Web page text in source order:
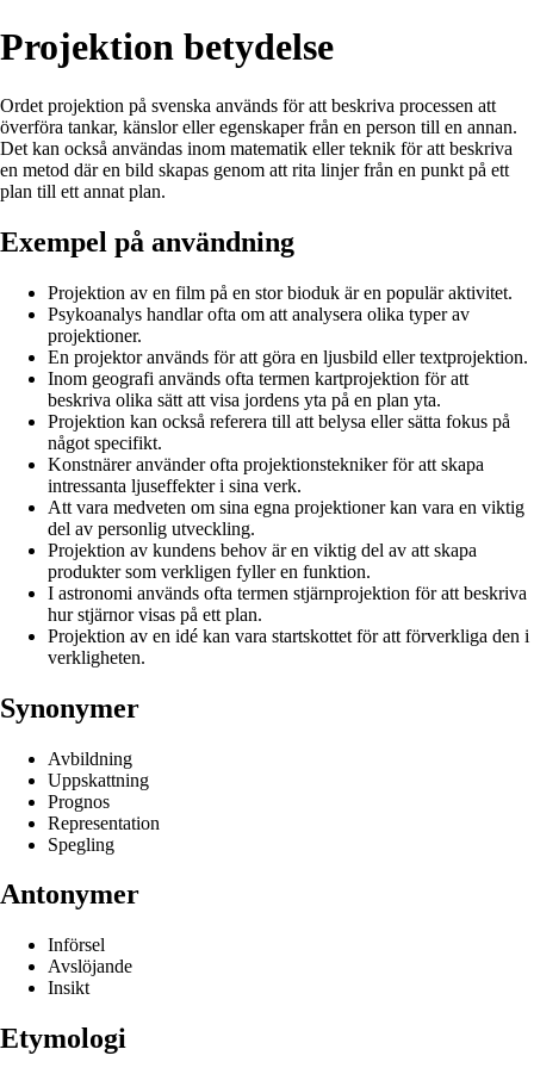
Projektion betydelse
Ordet projektion på svenska används för att beskriva processen att
överföra tankar, känslor eller egenskaper från en person till en annan.
Det kan också användas inom matematik eller teknik för att beskriva
en metod där en bild skapas genom att rita linjer från en punkt på ett
plan till ett annat plan.
Exempel på användning
Projektion av en film på en stor bioduk är en populär aktivitet.
Psykoanalys handlar ofta om att analysera olika typer av
projektioner.
En projektor används för att göra en ljusbild eller textprojektion.
Inom geografi används ofta termen kartprojektion för att
beskriva olika sätt att visa jordens yta på en plan yta.
Projektion kan också referera till att belysa eller sätta fokus på
något specifikt.
Konstnärer använder ofta projektionstekniker för att skapa
intressanta ljuseffekter i sina verk.
Att vara medveten om sina egna projektioner kan vara en viktig
del av personlig utveckling.
Projektion av kundens behov är en viktig del av att skapa
produkter som verkligen fyller en funktion.
I astronomi används ofta termen stjärnprojektion för att beskriva
hur stjärnor visas på ett plan.
Projektion av en idé kan vara startskottet för att förverkliga den i
verkligheten.
Synonymer
Avbildning
Uppskattning
Prognos
Representation
Spegling
Antonymer
Införsel
Avslöjande
Insikt
Etymologi